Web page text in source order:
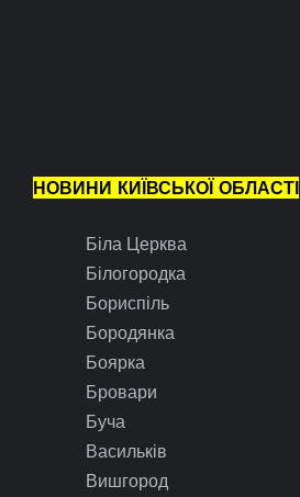
НОВИНИ КИЇВСЬКОЇ ОБЛАСТІ
Біла Церква
Білогородка
Бориспіль
Бородянка
Боярка
Бровари
Буча
Васильків
Вишгород